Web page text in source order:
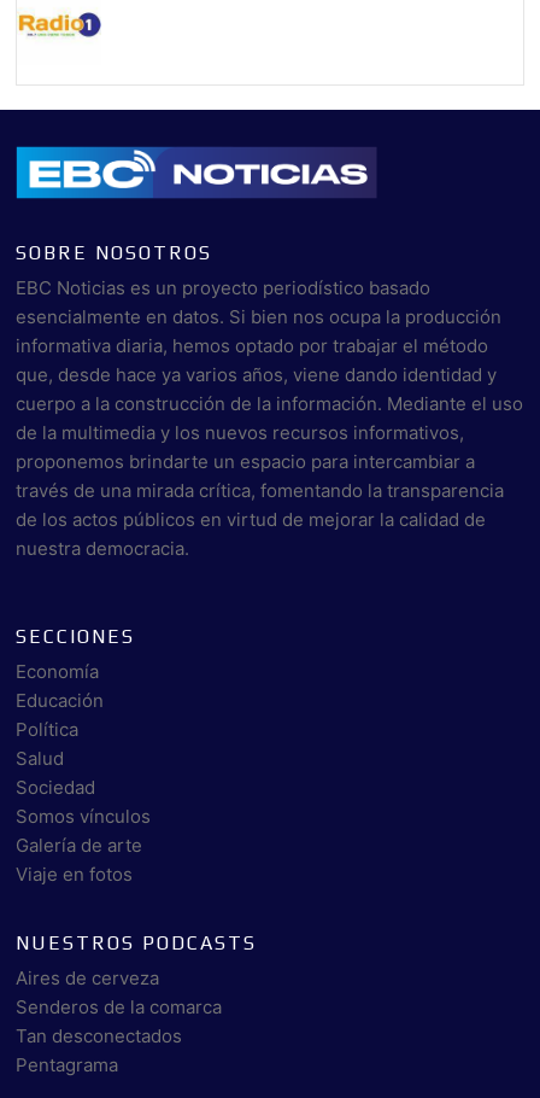
SOBRE NOSOTROS
EBC Noticias es un proyecto periodístico basado
esencialmente en datos. Si bien nos ocupa la producción
informativa diaria, hemos optado por trabajar el método
que, desde hace ya varios años, viene dando identidad y
cuerpo a la construcción de la información. Mediante el uso
de la multimedia y los nuevos recursos informativos,
proponemos brindarte un espacio para intercambiar a
través de una mirada crítica, fomentando la transparencia
de los actos públicos en virtud de mejorar la calidad de
nuestra democracia.
SECCIONES
Economía
Educación
Política
Salud
Sociedad
Somos vínculos
Galería de arte
Viaje en fotos
NUESTROS PODCASTS
Aires de cerveza
Senderos de la comarca
Tan desconectados
Pentagrama